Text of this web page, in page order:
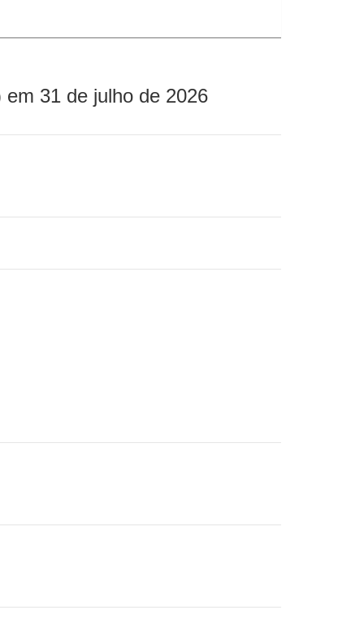
31 de julho de 2026